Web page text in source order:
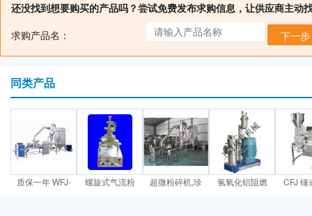
还没找到想要购买的产品吗？尝试免费发布求购信息，让供应商主动
求购产品名：
下一步
同类产品
质保一年 WFJ- 螺旋式气流粉 超微粉碎机,珍 氢氧化铝阻燃 CFJ 锤